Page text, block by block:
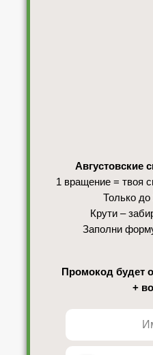
Августовские
1 вращение = твоя
Только до
Крути –
Заполни
Промокод будет
+